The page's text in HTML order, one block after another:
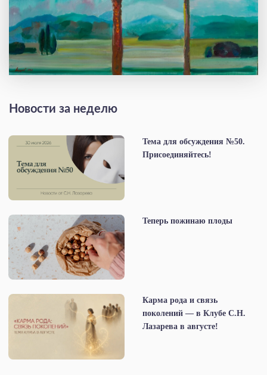
Новости за неделю
Тема для обсуждения №50.
Присоединяйтесь!
Теперь пожинаю плоды
Карма рода и связь
поколений — в Клубе С.Н.
Лазарева в августе!